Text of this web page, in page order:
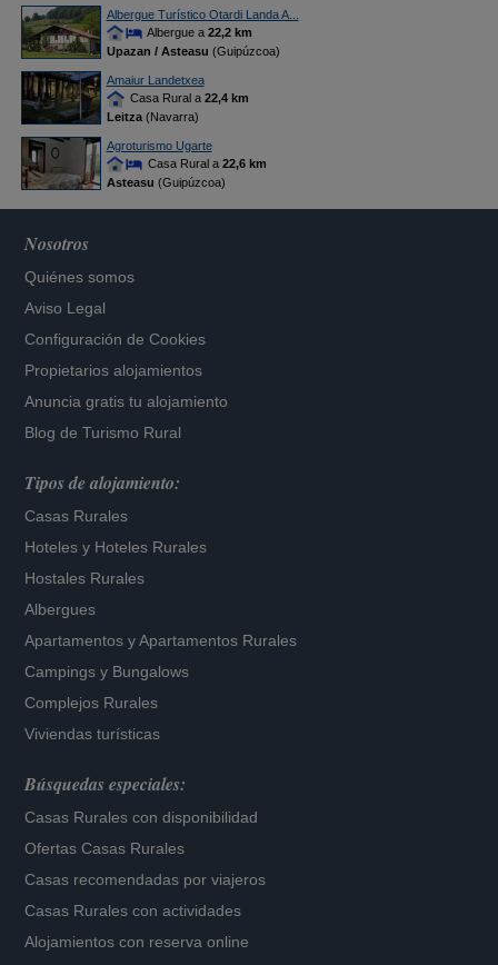
Albergue Turístico Otardi Landa A...
Albergue a 22,2 km
Upazan / Asteasu (Guipúzcoa)
Amaiur Landetxea
Casa Rural a 22,4 km
Leitza(Navarra)
Agroturismo Ugarte
Casa Rural a 22,6 km
Asteasu (Guipúzcoa)
Nosotros
Quiénes somos
Aviso Legal
Configuración de Cookies
Propietarios alojamientos
Anuncia gratis tu alojamiento
Blog de Turismo Rural
Tipos de alojamiento:
Casas Rurales
Hoteles y Hoteles Rurales
Hostales Rurales
Albergues
Apartamentos yApartamentos Rurales
Campings y Bungalows
Complejos Rurales
Viviendas turísticas
Búsquedas especiales:
Casas Rurales con disponibilidad
Ofertas Casas Rurales
Casas recomendadas por viajeros
Casas Rurales con actividades
Alojamientos con reserva online